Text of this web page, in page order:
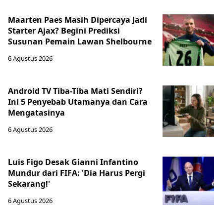
Maarten Paes Masih Dipercaya Jadi
Starter Ajax? Begini Prediksi
Susunan Pemain Lawan Shelbourne
6 Agustus 2026
Android TV Tiba-Tiba Mati Sendiri?
Ini 5 Penyebab Utamanya dan Cara
Mengatasinya
6 Agustus 2026
Luis Figo Desak Gianni Infantino
Mundur dari FIFA: 'Dia Harus Pergi
Sekarang!'
6 Agustus 2026